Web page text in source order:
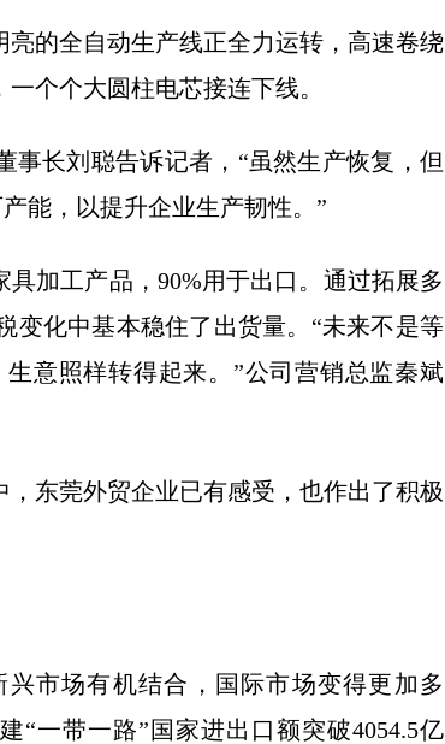
的全自动生产线正全力运转，高速卷绕
个个大圆柱电芯接连下线。
长刘聪告诉记者，“虽然生产恢复，但
能，以提升企业生产韧性。”
加工产品，90%用于出口。通过拓展多
变化中基本稳住了出货量。“未来不是等
意照样转得起来。”公司营销总监秦斌
东莞外贸企业已有感受，也作出了积极
市场有机结合，国际市场变得更加多
“一带一路”国家进出口额突破4054.5亿